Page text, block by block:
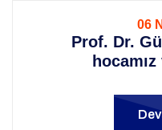
06
Prof. Dr.